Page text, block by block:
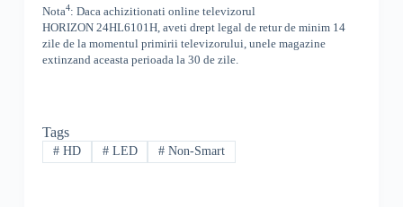
Nota4: Daca achizitionati online televizorul
HORIZON 24HL6101H,aveti drept legal de retur de minim 14
zile de la momentul primirii televizorului, unele magazine
extinzand aceasta perioada la 30 de zile.
Tags
#HD #LED # Non-Smart